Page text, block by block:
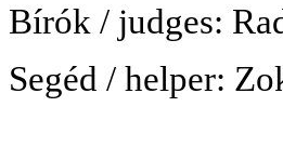
Bírók / judges:
Segéd / helper: